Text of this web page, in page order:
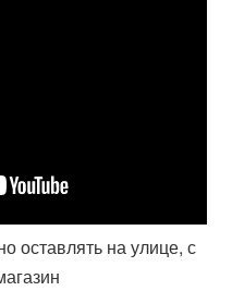
оставлять на улице, с